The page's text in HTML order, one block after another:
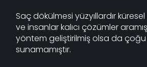
Saç dökülmesi yüzyıllardır
ve insanlar kalıcı çözümler
yöntem geliştirilmiş olsa da çoğu
sunamamıştır.